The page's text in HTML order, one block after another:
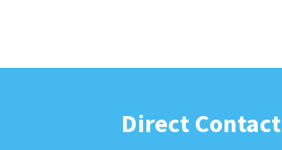
Direct Contact